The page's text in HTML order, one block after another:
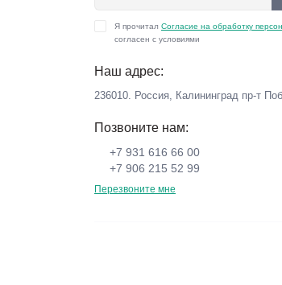
Я прочитал Согласие на обработку
согласен с условиями
Наш адрес:
236010. Россия, Калининград пр-т
Позвоните нам:
+7 931 616 66 00
+7 906 215 52 99
Перезвоните мне